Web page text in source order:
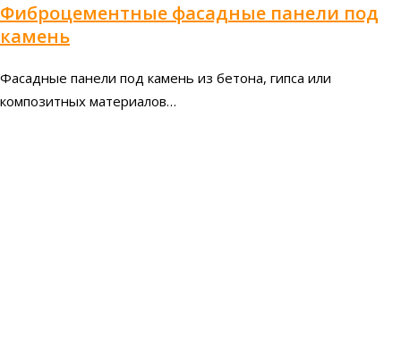
Фиброцементные фасадные панели под
камень
Фасадные панели под камень из бетона, гипса или
композитных материалов…